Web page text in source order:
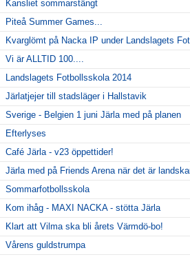
Kansliet sommarstängt
Piteå Summer Games...
Kvarglömt på Nacka IP under Landslagets
Vi är ALLTID 100....
Landslagets Fotbollsskola 2014
Järlatjejer till stadsläger i Hallstavik
Sverige - Belgien 1 juni Järla med på planen
Efterlyses
Café Järla - v23 öppettider!
Järla med på Friends Arena när det är
Sommarfotbollsskola
Kom ihåg - MAXI NACKA - stötta Järla
Klart att Vilma ska bli årets Värmdö-bo!
Vårens guldstrumpa